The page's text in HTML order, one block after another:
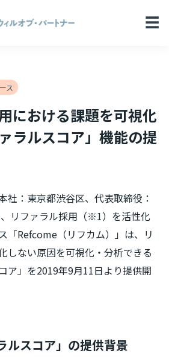
☰
ス
における課題を可視化
ラルスコア」機能の提
社：東京都渋谷区、代表取締役：
リファラル採用（※1）を活性化
「Refcome（リフカム）」は、リ
しない原因を可視化・分析できる
ア」を2019年9月11日より提供開
ルスコア」の提供背景